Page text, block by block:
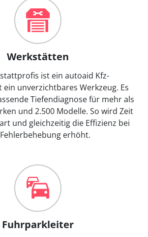
Werkstätten
ist ein autoaid Kfz-
ein unverzichtbares Werkzeug. Es
Tiefendiagnose für mehr als
und 2.500 Modelle. So wird Zeit
und gleichzeitig die Effizienz bei
erhöht.
Fuhrparkleiter